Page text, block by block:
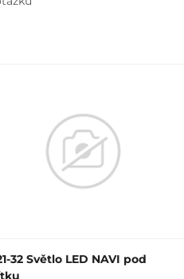
32 Světlo LED NAVI pod